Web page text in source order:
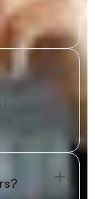
Methode
Niveau und